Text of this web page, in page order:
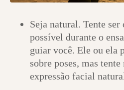
Seja natural. Tente ser
possível durante o
guiar você. Ele ou ela
sobre poses, mas
expressão facial